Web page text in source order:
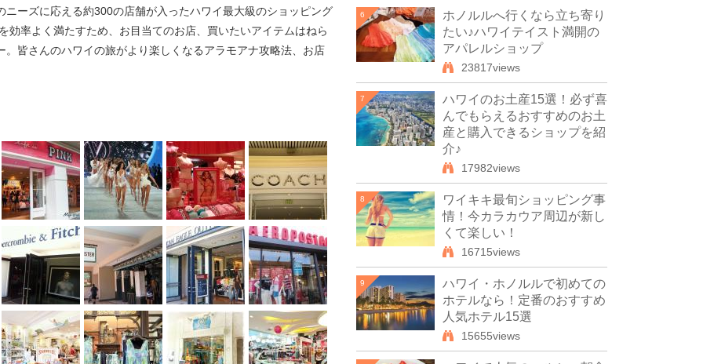
ニーズに応える約300の店舗が入ったハワイ最大級のショッピング
効率よく満たすため、お目当てのお店、買いたいアイテムはねら
。皆さんのハワイの旅がより楽しくなるアラモアナ攻略法、お店
6
ホノルルへ行くなら立ち寄り
たい♪ハワイテイスト満開の
アパレルショップ
23817views
7
ハワイのお土産15選！必ず喜
んでもらえるおすすめのお土
産と購入できるショップを紹
介♪
17982views
8
ワイキキ最旬ショッピング事
情！今カラカウア周辺が新し
くて楽しい！
16715views
9
ハワイ・ホノルルで初めての
ホテルなら！定番のおすすめ
人気ホテル15選
15655views